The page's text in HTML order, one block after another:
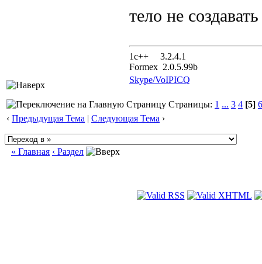
тело не
1с++ 3.2.4.1
Formex 2.0.5.99b
Skype/VoIPICQ
Страницы: 1 ... 3 4 [5] 6
‹ Предыдущая Тема | Следующая Тема ›
« Главная ‹ Раздел